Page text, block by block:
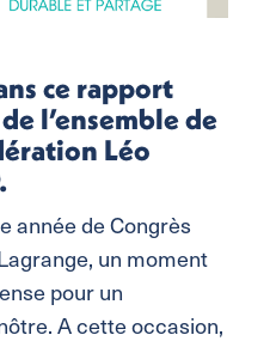
ce rapport
l’ensemble de
Léo
année de Congrès
un moment
pour un
A cette occasion,